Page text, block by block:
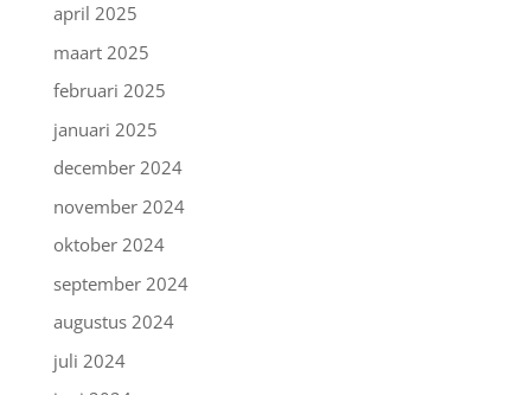
april 2025
maart 2025
februari 2025
januari 2025
december 2024
november 2024
oktober 2024
september 2024
augustus 2024
juli 2024